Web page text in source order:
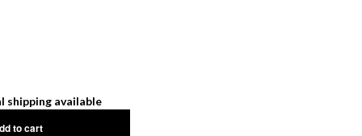
shipping available
to cart